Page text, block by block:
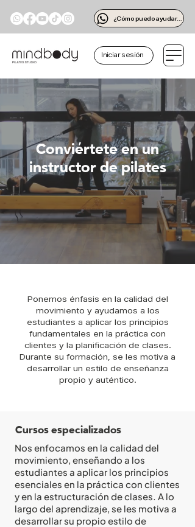
¿Cómo puedo ayudarte?
Iniciar sesión
Conviértete en un
instructor de pilates
Ponemos énfasis en la calidad del
movimiento y ayudamos a los
estudiantes a aplicar los principios
fundamentales en la práctica con
clientes y la planificación de clases.
Durante su formación, se les motiva a
desarrollar un estilo de enseñanza
propio y auténtico.
Cursos especializados
Nos enfocamos en la calidad del
movimiento, enseñando a los
estudiantes a aplicar los principios
esenciales en la práctica con clientes
y en la estructuración de clases. A lo
largo del aprendizaje, se les motiva a
desarrollar su propio estilo de